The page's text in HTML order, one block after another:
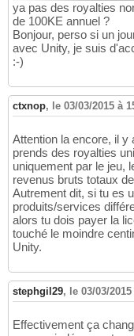
ya pas des royalties
de 100KE annuel ?
Bonjour, perso si un
avec Unity, je suis
:-)
ctxnop, le 03/03/2015 à
Attention la encore, il y
prends des royalties
uniquement par le jeu,
revenus bruts totaux
Autrement dit, si tu es
produits/services
alors tu dois payer la
touché le moindre
Unity.
stephgil29, le 03/03/
Effectivement ça